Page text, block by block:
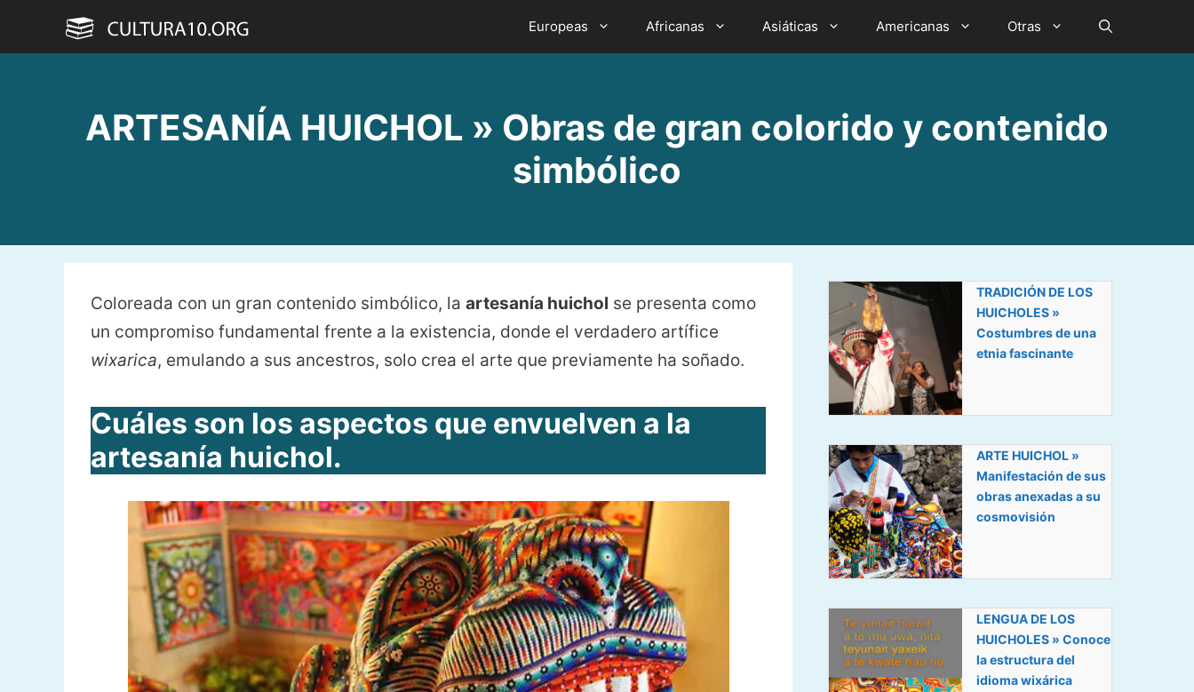
Europeas Africanas Asiáticas Americanas Otras
ARTESANÍA HUICHOL » Obras de gran colorido y contenido
simbólico
Coloreada con un gran contenido simbólico, la artesanía huichol se presenta como
un compromiso fundamental frente a la existencia, donde el verdadero artífice
wixarica, emulando a sus ancestros, solo crea el arte que previamente ha soñado.
Cuáles son los aspectos que envuelven a la
artesanía huichol.
TRADICIÓN DE LOS
HUICHOLES »
Costumbres de una
etnia fascinante
ARTE HUICHOL »
Manifestación de sus
obras anexadas a su
cosmovisión
LENGUA DE LOS
HUICHOLES » Conoce
la estructura del
idioma wixárica